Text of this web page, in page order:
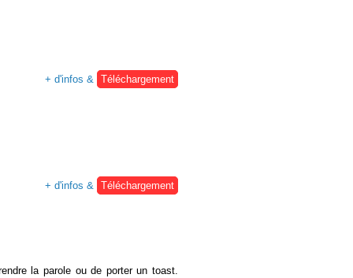
+ d'infos & Téléchargement
+ d'infos & Téléchargement
la parole ou de porter un toast.